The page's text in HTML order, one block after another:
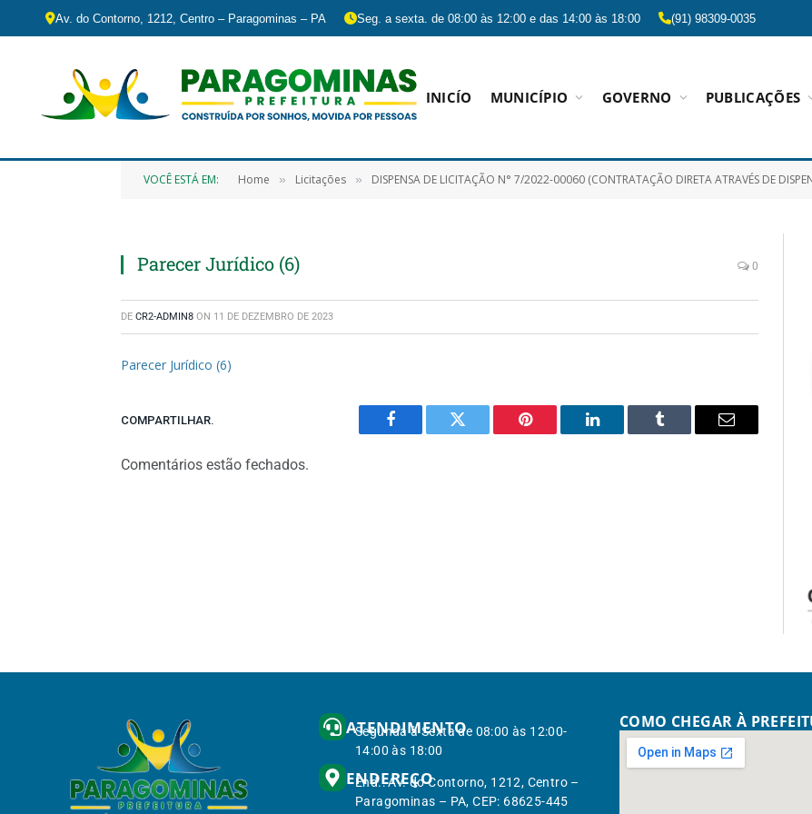
Av. do Contorno, 1212, Centro – Paragominas – PA Seg. a sexta. de 08:00 às 12:00 e das 14:00 às 18:00 (91) 98309-0035
INICÍO MUNICÍPIO GOVERNO PUBLICAÇÕES
VOCÊ ESTÁ EM: Home » Licitações » DISPENSA DE LICITAÇÃO N° 7/2022-00060 (CONTRATAÇÃO DIRETA ATRAVÉS DE DISPENSA DE LICITAÇÃO DE SERVIÇOS REMANESCENTES DO PROCESSO LICITATÓRIO PREGÃO PRESENCIAL N° 9/2017-00019
Parecer Jurídico (6) 0
DE CR2-ADMIN8 ON 11 DE DEZEMBRO DE 2023
Parecer Jurídico (6)
COMPARTILHAR.
Facebook Twitter Pinterest LinkedIn Tumblr Email
Comentários estão fechados.
ATENDIMENTO
Segunda à Sexta de 08:00 às 12:00-
14:00 às 18:00
ENDEREÇO
End.: Av. do Contorno, 1212, Centro –
Paragominas – PA, CEP: 68625-445
COMO CHEGAR À